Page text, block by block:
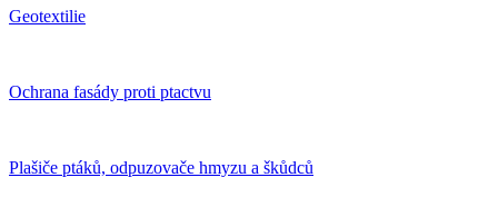
Geotextilie
Ochrana fasády proti ptactvu
Plašiče ptáků, odpuzovače hmyzu a škůdců